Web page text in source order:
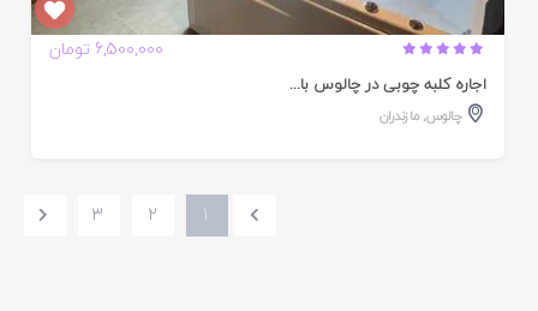
6,500,000 تومان
اجاره کلبه چوبی در چالوس با...
چالوس,مازندران
1
2
3